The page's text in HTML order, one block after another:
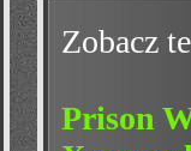
Zobacz
Prison